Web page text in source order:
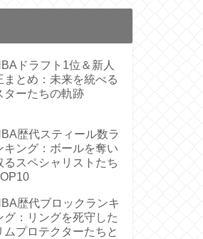
ドラフト1位＆新人
まとめ：未来を統べる
ターたちの軌跡
歴代スティール数ラ
キング：ボールを奪い
るスペシャリストたち
歴代ブロックランキ
グ：リングを死守した
ムプロテクターたちと